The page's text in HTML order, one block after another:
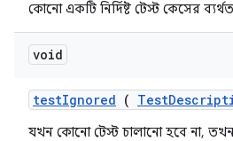
কোনো একটি নির্দিষ্ট টেস্ট কেসের
void
testIgnored ( Test
যখন কোনো টেস্ট চালানো হবে না,